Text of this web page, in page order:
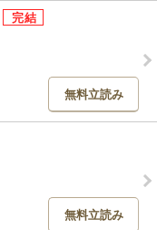
無料立読み
無料立読み